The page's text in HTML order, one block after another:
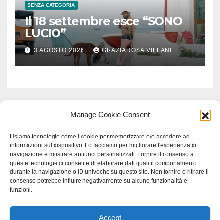
Manage Cookie Consent
Usiamo tecnologie come i cookie per memorizzare e/o accedere ad
informazioni sul dispositivo. Lo facciamo per migliorare l'esperienza di
navigazione e mostrare annunci personalizzati. Fornire il consenso a
queste tecnologie ci consente di elaborare dati quali il comportamento
durante la navigazione o ID univoche su questo sito. Non fornire o ritirare il
consenso potrebbe influire negativamente su alcune funzionalità e
funzioni.
Accept
SENZA CATEGORIA
Il 18 settembre esce “SONO
LUCIO”
3 AGOSTO 2026 GRAZIAROSA VILLANI